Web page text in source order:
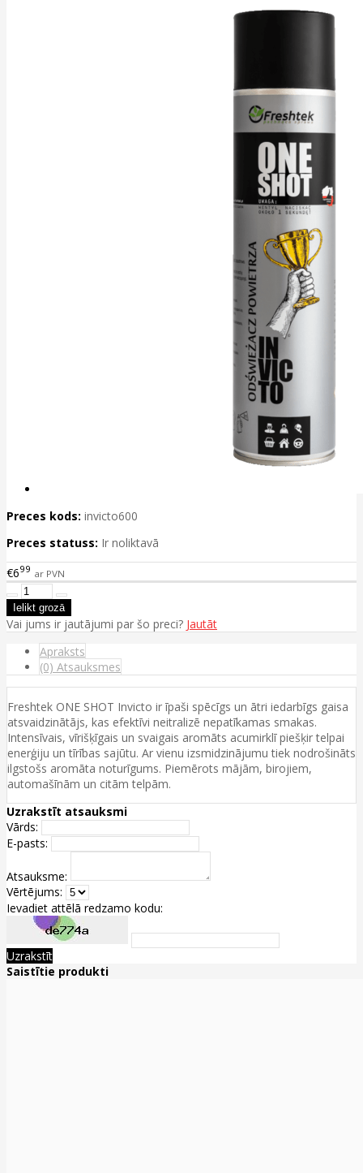
Preces kods: invicto600
Preces statuss: Ir noliktavā
€699 ar PVN
Vai jums ir jautājumi par šo preci? Jautāt
Apraksts
(0) Atsauksmes
Freshtek ONE SHOT Invicto ir īpaši spēcīgs un ātri iedarbīgs gaisa
atsvaidzinātājs, kas efektīvi neitralizē nepatīkamas smakas.
Intensīvais, vīrišķīgais un svaigais aromāts acumirklī piešķir telpai
enerģiju un tīrības sajūtu. Ar vienu izsmidzinājumu tiek nodrošināts
ilgstošs aromāta noturīgums. Piemērots mājām, birojiem,
automašīnām un citām telpām.
Uzrakstīt atsauksmi
Vārds:
E-pasts:
Atsauksme:
Vērtējums:
Ievadiet attēlā redzamo kodu:
Uzrakstīt
Saistītie produkti